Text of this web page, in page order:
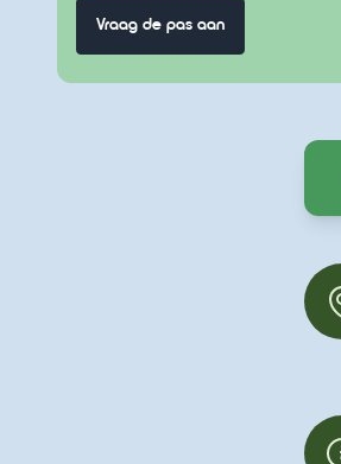
Vraag de pas aan